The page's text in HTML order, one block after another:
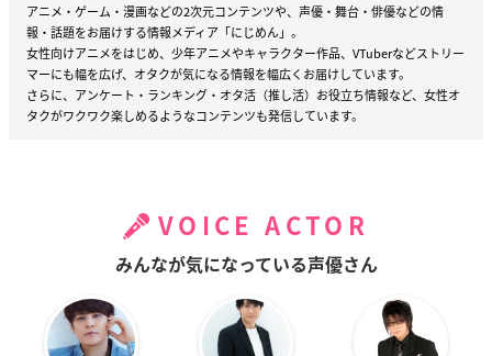
アニメ・ゲーム・漫画などの2次元コンテンツや、声優・舞台・俳優などの情
報・話題をお届けする情報メディア「にじめん」。
女性向けアニメをはじめ、少年アニメやキャラクター作品、VTuberなどストリー
マーにも幅を広げ、オタクが気になる情報を幅広くお届けしています。
さらに、アンケート・ランキング・オタ活（推し活）お役立ち情報など、女性オ
タクがワクワク楽しめるようなコンテンツも発信しています。
VOICE ACTOR
みんなが気になっている声優さん